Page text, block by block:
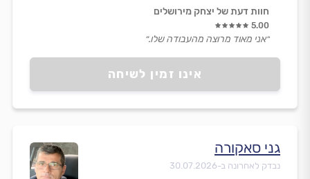
אינו זמין לשיחה
חוות דעת של יצחק מירושלים
5.00
״אני מאוד מרוצה מהעבודה שלו.״
גני סאקורה
נבדק לאחרונה ב-30.07.2026